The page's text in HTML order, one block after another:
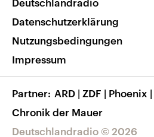
Frequenzen
Veranstaltungen
Musikliste
RSS
Barrierefreiheit
Deutschlandradio © 2026
Deutschlandradio
Datenschutzerklärung
Nutzungsbedingungen
Impressum
Partner ARD | ZDF | Phoenix |
Chronik der Mauer